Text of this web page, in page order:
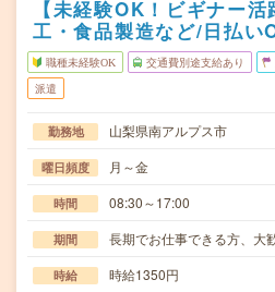
【未経験OK！ビギナー
工・食品製造など/日払い
職種未経験OK 交通費別途支給あり
派遣
勤務地 山梨県南アルプス市
曜日頻度 月～金
時間 08:30～17:00
期間 長期でお仕事できる方、大
時給 時給1350円